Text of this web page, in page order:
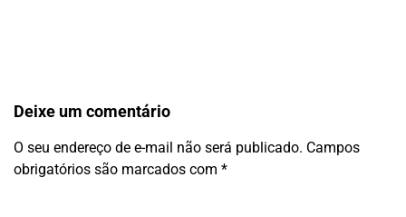
Deixe um comentário
O seu endereço de e-mail não será publicado. Campos
obrigatórios são marcados com *